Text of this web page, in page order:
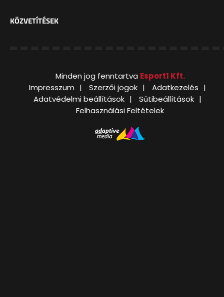
KÖZVETÍTÉSEK
Minden jog fenntartva Esport1 Kft.
Impresszum
Szerzői jogok
Adatkezelés
Adatvédelmi beállítások
Sütibeállítások
Felhasználási Feltételek